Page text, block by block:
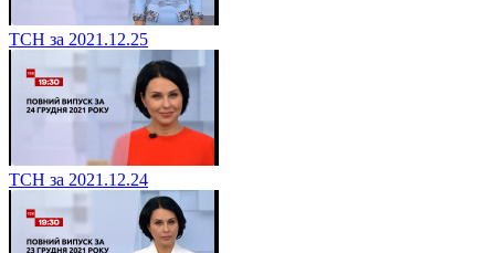
ТСН за 2021.12.25
ТСН за 2021.12.24